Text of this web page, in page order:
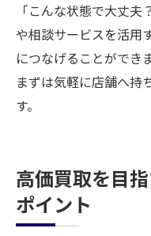
「こんな状態で大丈
や相談サービスを活用
につなげることができ
まずは気軽に店舗へ持
す。
高価買取を目
ポイント